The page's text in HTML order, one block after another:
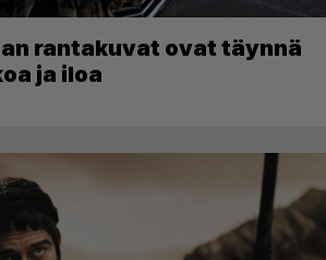
rantakuvat ovat täynnä
ja iloa